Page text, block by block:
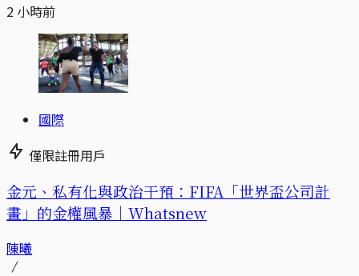
2 小時前
國際
僅限註冊用戶
金元、私有化與政治干預：FIFA「世界盃公司計
畫」的金權風暴｜Whatsnew
陳曦